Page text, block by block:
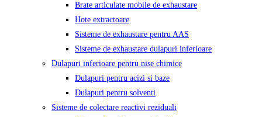
Brate articulate mobile de exhaustare
Hote extractoare
Sisteme de exhaustare pentru AAS
Sisteme de exhaustare dulapuri inferioare
Dulapuri inferioare pentru nise chimice
Dulapuri pentru acizi si baze
Dulapuri pentru solventi
Sisteme de colectare reactivi reziduali